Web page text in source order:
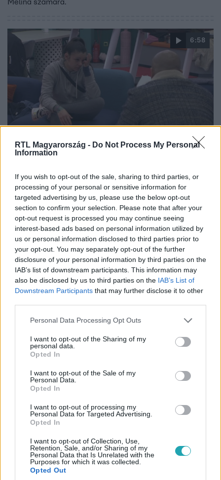
RTL Magyarország - Do Not Process My Personal
Information
If you wish to opt-out of the sale, sharing to third parties, or
processing of your personal or sensitive information for
targeted advertising by us, please use the below opt-out
section to confirm your selection. Please note that after your
opt-out request is processed you may continue seeing
interest-based ads based on personal information utilized by
us or personal information disclosed to third parties prior to
your opt-out. You may separately opt-out of the further
disclosure of your personal information by third parties on the
IAB’s list of downstream participants. This information may
also be disclosed by us to third parties on the IAB’s List of
Downstream Participants that may further disclose it to other
Please note that this website/app uses one or more Google
not limited to your visit or usage behaviour. You may click to
grant or deny consent to Google and its third-party tags to
use your data for below specified purposes in below Google
consent section.
Personal Data Processing Opt Outs
I want to opt-out of the Sharing of my
personal data.
Opted In
I want to opt-out of the Sale of my
Personal Data.
Opted In
I want to opt-out of processing my
Personal Data for Targeted Advertising.
Opted In
I want to opt-out of Collection, Use,
Retention, Sale, and/or Sharing of my
Personal Data that Is Unrelated with the
Purposes for which it was collected.
Opted Out
Melina számára.
6:58
2023. február 4. 20:20
értékelésén
A Fitt Hét utolsó napján egy végső szintfelmérőn vettek
részt a villalakók, majd az edző értékelte az egész heti
teljesítményüket. VV Melina sírva fakadt a hallottaktól, VV
Lissza és VV Ákos viszont majd kiugrott a bőréből.
2022. december 6. 22:45
Megható videóüzenetek, óriási sértődés és
romantikus esküvők a VV11 villában
Mutatjuk, hogy mi minden történt a ValóVilág11 kedd esti